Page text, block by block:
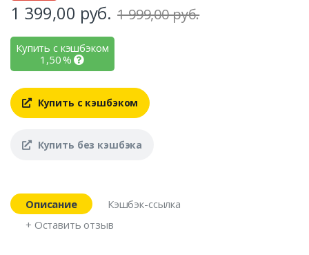
1 399,00 руб. 1 999,00 руб.
Купить с кэшбэком
1,50%
Купить с кэшбэком
Купить без кэшбэка
Описание
Кэшбэк-ссылка
+ Оставить отзыв